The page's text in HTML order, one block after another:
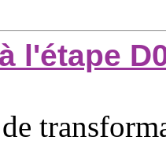
l'étape